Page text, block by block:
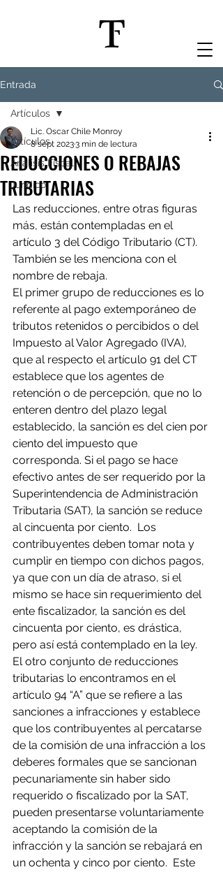
Entrada
Artículos
Análisis Fiscal
Jurídico
Artículos
REDUCCIONES O REBAJAS
TRIBUTARIAS
Lic. Oscar Chile Monroy
8 sept 20233 min de lectura
Las reducciones, entre otras figuras
más, están contempladas en el
artículo 3 del Código Tributario (CT).
También se les menciona con el
nombre de rebaja.
El primer grupo de reducciones es lo
referente al pago extemporáneo de
tributos retenidos o percibidos o del
Impuesto al Valor Agregado (IVA),
que al respecto el artículo 91 del CT
establece que los agentes de
retención o de percepción, que no lo
enteren dentro del plazo legal
establecido, la sanción es del cien por
ciento del impuesto que
corresponda. Si el pago se hace
efectivo antes de ser requerido por la
Superintendencia de Administración
Tributaria (SAT), la sanción se reduce
al cincuenta por ciento.  Los
contribuyentes deben tomar nota y
cumplir en tiempo con dichos pagos,
ya que con un día de atraso, si el
mismo se hace sin requerimiento del
ente fiscalizador, la sanción es del
cincuenta por ciento, es drástica,
pero así está contemplado en la ley.
El otro conjunto de reducciones
tributarias lo encontramos en el
artículo 94 “A” que se refiere a las
sanciones a infracciones y establece
que los contribuyentes al percatarse
de la comisión de una infracción a los
deberes formales que se sancionan
pecunariamente sin haber sido
requerido o fiscalizado por la SAT,
pueden presentarse voluntariamente
aceptando la comisión de la
infracción y la sanción se rebajará en
un ochenta y cinco por ciento.  Este